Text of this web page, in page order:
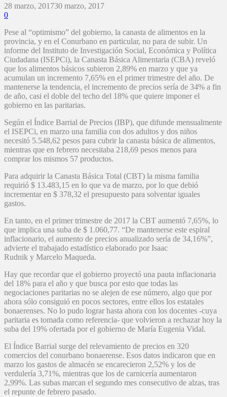
28 marzo, 201730 marzo, 2017
0
Pese al “optimismo” del gobierno, la canasta de alimentos en la
provincia, y en el Conurbano en particular, no para de subir. Un
informe del Instituto de Investigación Social, Económica y Política
Ciudadana (ISEPCi), la Canasta Básica Alimentaria (CBA) reveló
que los alimentos básicos subieron 2,89% en marzo y que ya
acumulan un incremento 7,65% en el primer trimestre del año. De
mantenerse la tendencia, el incremento de precios sería de 34% a fin
de año, casi el doble del techo del 18% que quiere imponer el
gobierno en las paritarias.
Según el Índice Barrial de Precios (IBP), que difunde mensualmente
el ISEPCi, en marzo una familia con dos adultos y dos niños
necesitó 5.548,62 pesos para cubrir la canasta básica de alimentos,
mientras que en febrero necesitaba 218,69 pesos menos para
comprar los mismos 57 productos.
Para adquirir la Canasta Básica Total (CBT) la misma familia
requirió $ 13.483,15 en lo que va de marzo, por lo que debió
incrementar en $ 378,32 el presupuesto para solventar iguales
gastos.
En tanto, en el primer trimestre de 2017 la CBT aumentó 7,65%, lo
que implica una suba de $ 1.060,77. “De mantenerse este espiral
inflacionario, el aumento de precios anualizado sería de 34,16%”,
advierte el trabajado estadístico elaborado por Isaac
Rudnik y Marcelo Maqueda.
Hay que recordar que el gobierno proyectó una pauta inflacionaria
del 18% para el año y que busca por esto que todas las
negociaciones paritarias no se alejen de ese número, algo que por
ahora sólo consiguió en pocos sectores, entre ellos los estatales
bonaerenses. No lo pudo lograr hasta ahora con los docentes -cuya
paritaria es tomada como referencia- que volvieron a rechazar hoy la
suba del 19% ofertada por el gobierno de María Eugenia Vidal.
El Índice Barrial surge del relevamiento de precios en 320
comercios del conurbano bonaerense. Esos datos indicaron que en
marzo los gastos de almacén se encarecieron 2,52% y los de
verdulería 3,71%, mientras que los de carnicería aumentaron
2,99%. Las subas marcan el segundo mes consecutivo de alzas, tras
el repunte de febrero pasado.